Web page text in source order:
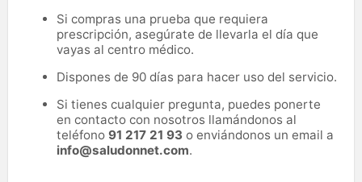
Si compras una prueba que requiera
prescripción, asegúrate de llevarla el día que
vayas al centro médico.
Dispones de 90 días para hacer uso del servicio.
Si tienes cualquier pregunta, puedes ponerte
en contacto con nosotros llamándonos al
teléfono 91 217 21 93 o enviándonos un email a
info@saludonnet.com.